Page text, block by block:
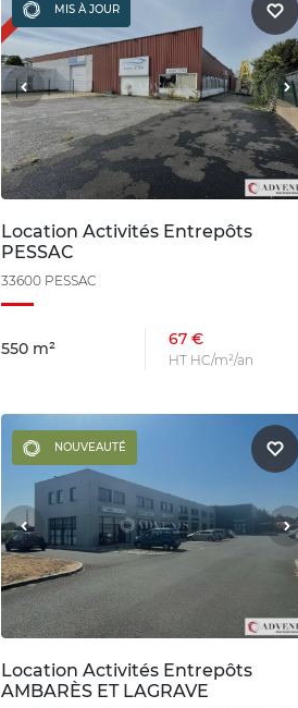
MIS À JOUR
Location Activités Entrepôts
PESSAC
33600 PESSAC
550 m² 67 €
HT HC/m²/an
NOUVEAUTÉ
Location Activités Entrepôts
AMBARÈS ET LAGRAVE